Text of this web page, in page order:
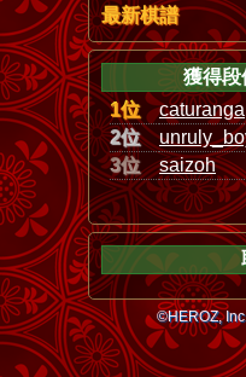
最新棋譜
獲得段
1位
caturanga
2位
3位
saizoh
©HEROZ,